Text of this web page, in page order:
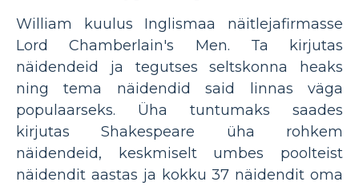
William kuulus Inglismaa näitlejafirmasse
Lord Chamberlain's Men. Ta kirjutas
näidendeid ja tegutses seltskonna heaks
ning tema näidendid said linnas väga
populaarseks. Üha tuntumaks saades
kirjutas Shakespeare üha rohkem
näidendeid, keskmiselt umbes poolteist
näidendit aastas ja kokku 37 näidendit oma